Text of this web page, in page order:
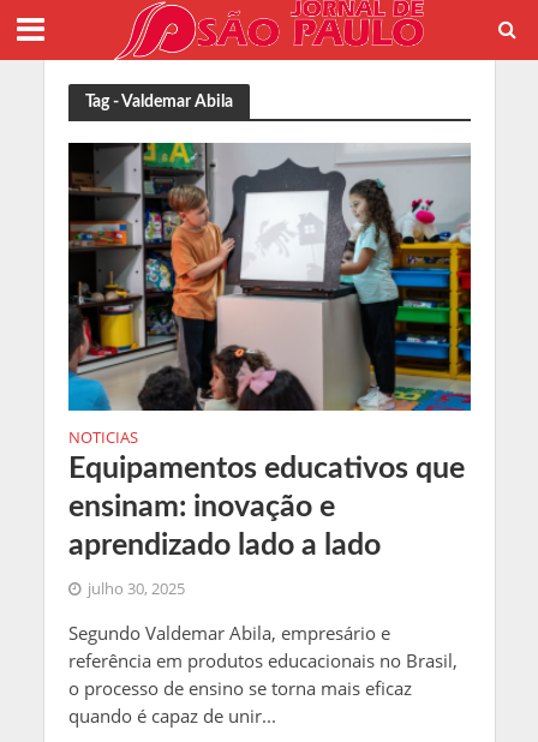
Tag - Valdemar Abila
NOTICIAS
Equipamentos educativos que
ensinam: inovação e
aprendizado lado a lado
julho 30, 2025
Segundo Valdemar Abila, empresário e
referência em produtos educacionais no Brasil,
o processo de ensino se torna mais eficaz
quando é capaz de unir...